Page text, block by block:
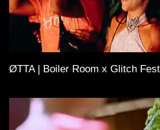
ØTTA | Boiler Room x Glitch